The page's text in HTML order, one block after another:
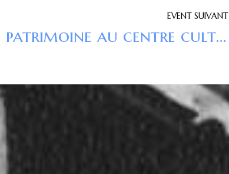
EVENT SUIVANT
journées du patrimoine au centre culturel de la Gorge 20 & 21 SEPTEMBRE 14H-18H